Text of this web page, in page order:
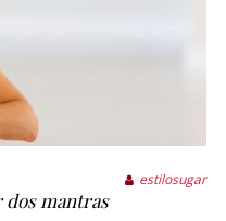
estilosugar
dos mantras